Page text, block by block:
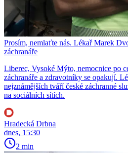
Prosím, nemlaťte nás. Lékař Marek
záchranáře
Liberec, Vysoké Mýto, nemocnice po
záchranáře a zdravotníky se opakují.
nejznámějších tváří české záchranné
na sociálních sítích.
Hradecká Drbna
dnes, 15:30
2 min